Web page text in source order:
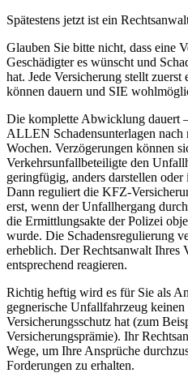
Spätestens jetzt ist ein
Glauben Sie bitte nicht, dass eine
Geschädigter es wünscht und
hat. Jede Versicherung stellt
können dauern und SIE
Die komplette Abwicklung dauert
ALLEN Schadensunterlagen nach
Wochen. Verzögerungen können
Verkehrsunfallbeteiligte den
geringfügig, anders darstellen
Dann reguliert die KFZ-
erst, wenn der Unfallhergang
die Ermittlungsakte der Polizei
wurde. Die Schadensregulierung
erheblich. Der Rechtsanwalt Ihres
entsprechend reagieren.
Richtig heftig wird es für Sie als
gegnerische Unfallfahrzeug keinen
Versicherungsschutz hat (zum
Versicherungsprämie). Ihr
Wege, um Ihre Ansprüche
Forderungen zu erhalten.